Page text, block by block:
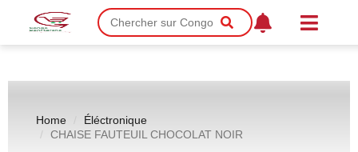
Home
Éléctronique
CHAISE FAUTEUIL CHOCOLAT NOIR